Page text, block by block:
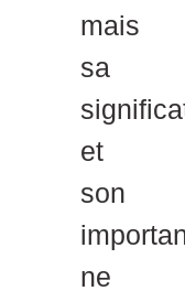
mais
sa
et
son
ne